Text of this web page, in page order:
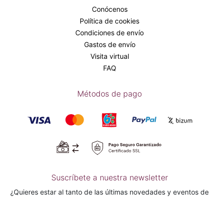
Conócenos
Política de cookies
Condiciones de envío
Gastos de envío
Visita virtual
FAQ
Métodos de pago
Suscríbete a nuestra newsletter
¿Quieres estar al tanto de las últimas novedades y eventos de